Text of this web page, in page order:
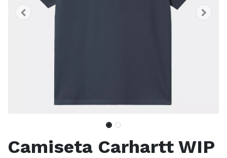
Camiseta Carhartt WIP